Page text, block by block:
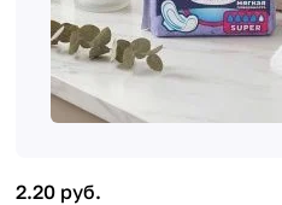
2.20 руб.